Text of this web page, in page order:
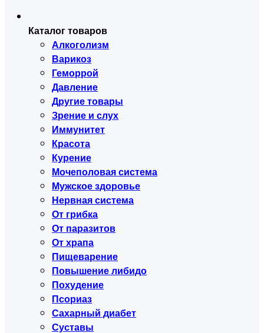
Каталог товаров
Алкоголизм
Варикоз
Геморрой
Давление
Другие товары
Зрение и слух
Иммунитет
Красота
Курение
Мочеполовая система
Мужское здоровье
Нервная система
От грибка
От паразитов
От храпа
Пищеварение
Повышение либидо
Похудение
Псориаз
Сахарный диабет
Суставы